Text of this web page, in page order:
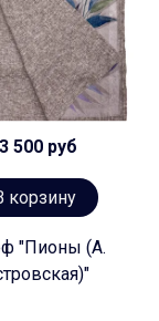
3 500 руб
корзину
"Пионы (А.